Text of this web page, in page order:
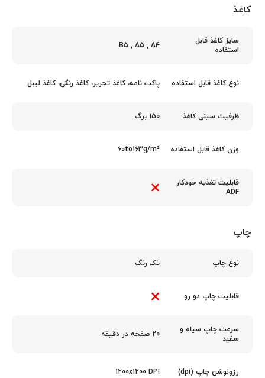
کاغذ
سایز کاغذ قابل
استفاده
A4
,
A5
,
B5
نوع کاغذ قابل استفاده پاکت نامه، کاغذ تحریر، کاغذ رنگی، کاغذ لیبل
ظرفیت سینی کاغذ 150 برگ
وزن کاغذ قابل استفاده 60to163g/m²
قابلیت تغذیه خودکار
ADF
چاپ
نوع چاپ تک رنگ
قابلیت چاپ دو رو
سرعت چاپ سیاه و
سفید
20 صفحه در دقیقه
رزولوشن چاپ (dpi) 1200x1200 DPI